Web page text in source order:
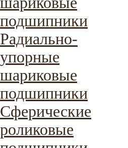
подшипники
Радиально-
упорные
шариковые
подшипники
Сферические
роликовые